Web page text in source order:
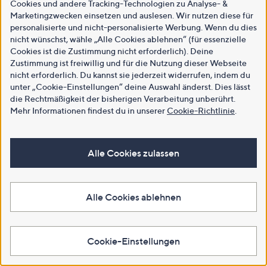
Cookies und andere Tracking-Technologien zu Analyse- &
Marketingzwecken einsetzen und auslesen. Wir nutzen diese für
personalisierte und nicht-personalisierte Werbung. Wenn du dies
nicht wünschst, wähle „Alle Cookies ablehnen“ (für essenzielle
Cookies ist die Zustimmung nicht erforderlich). Deine
Zustimmung ist freiwillig und für die Nutzung dieser Webseite
nicht erforderlich. Du kannst sie jederzeit widerrufen, indem du
unter „Cookie-Einstellungen“ deine Auswahl änderst. Dies lässt
die Rechtmäßigkeit der bisherigen Verarbeitung unberührt.
Mehr Informationen findest du in unsererCookie-Richtlinie
Alle Cookies zulassen
Alle Cookies ablehnen
Cookie-Einstellungen